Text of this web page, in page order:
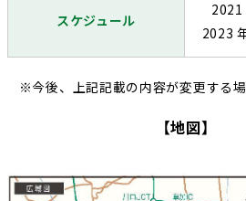
スケジュール
2021
2023
※今後、上記記載の内容が変更する場
【地図】